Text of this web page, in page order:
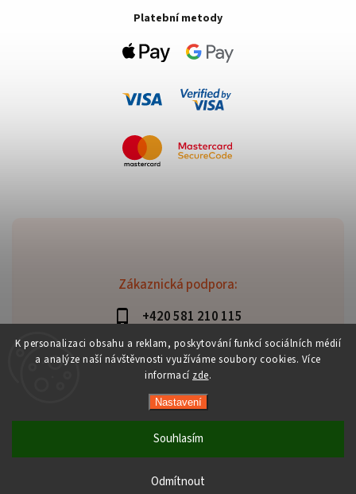
K personalizaci obsahu a reklam, poskytování funkcí sociálních médií
a analýze naší návštěvnosti využíváme soubory cookies. Více
informací zde.
Nastavení
Odmítnout
Souhlasím
Zákaznická podpora:
+420 581 210 115
info@davaztechnik.cz
Platební metody
Copyright 2026Daniš Davaztechnik. Všechna práva